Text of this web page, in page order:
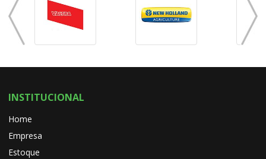
INSTITUCIONAL
Home
Empresa
Estoque